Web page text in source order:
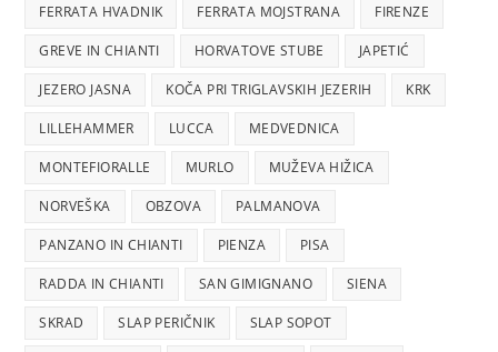
FERRATA HVADNIK FERRATA MOJSTRANA FIRENZE
GREVE IN CHIANTI HORVATOVE STUBE JAPETIĆ
JEZERO JASNA KOČA PRI TRIGLAVSKIH JEZERIH KRK
LILLEHAMMER LUCCA MEDVEDNICA
MONTEFIORALLE MURLO MUŽEVA HIŽICA
NORVEŠKA OBZOVA PALMANOVA
PANZANO IN CHIANTI PIENZA PISA
RADDA IN CHIANTI SAN GIMIGNANO SIENA
SKRAD SLAP PERIČNIK SLAP SOPOT